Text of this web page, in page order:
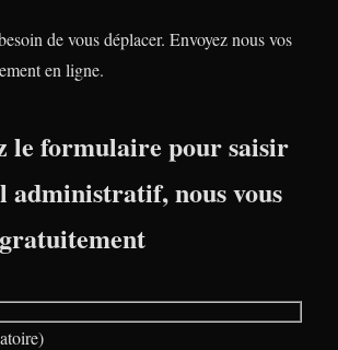
de vous déplacer. Envoyez nous vos
en ligne.
le formulaire pour saisir
administratif, nous vous